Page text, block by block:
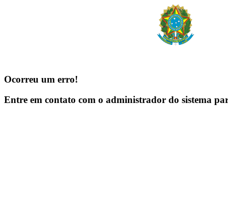
Ocorreu um erro!
Entre em contato com o administrador do sistema